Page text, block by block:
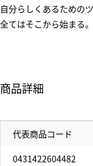
自分らしくあるための
全てはそこから始まる
商品詳細
代表商品コード
0431422604482